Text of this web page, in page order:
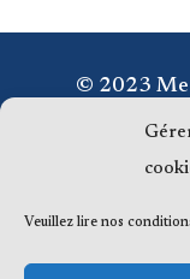
Veuillez lire nos
© 2023 Me